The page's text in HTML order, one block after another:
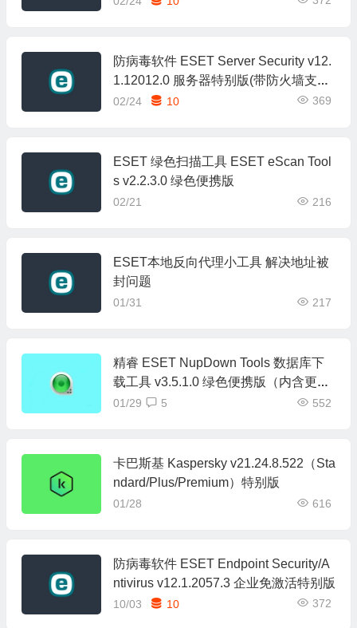
防病毒软件 ESET Server Security v12.
1.12012.0 服务器特别版(带防火墙支持
Win10及以上)
02/24 369
10
ESET 绿色扫描工具 ESET eScan Tool
s v2.2.3.0 绿色便携版
02/21 216
ESET本地反向代理小工具 解决地址被
封问题
01/31 217
精睿 ESET NupDown Tools 数据库下
载工具 v3.5.1.0 绿色便携版（内含更新
失败解决方案）
01/29 552
5
卡巴斯基 Kaspersky v21.24.8.522（Sta
ndard/Plus/Premium）特别版
01/28 616
防病毒软件 ESET Endpoint Security/A
ntivirus v12.1.2057.3 企业免激活特别版
10/03 372
10